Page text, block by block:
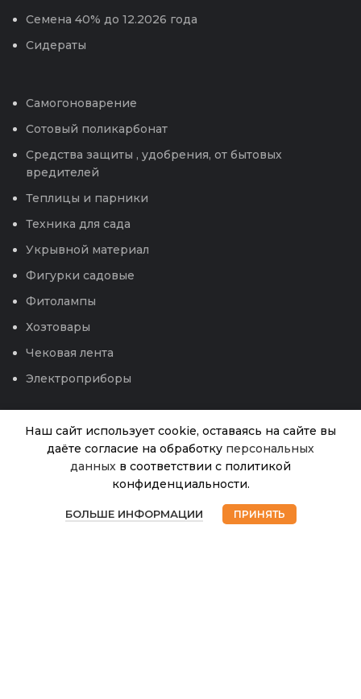
Семена 40% до 12.2026 года
Сидераты
Самогоноварение
Сотовый поликарбонат
Средства защиты , удобрения, от бытовых
вредителей
Теплицы и парники
Техника для сада
Укрывной материал
Фигурки садовые
Фитолампы
Хозтовары
Чековая лента
Электроприборы
Наш сайт использует cookie, оставаясь на сайте вы
даёте согласие на обработку персональных
данных в соответствии с политикой
конфиденциальности.
БОЛЬШЕ ИНФОРМАЦИИ ПРИНЯТЬ
Вилка
посадочная,
алюминиевый,
прорезиненная
405.00 ₽
В
наличии
Магазин Избранное Корзина Мой аккаунт